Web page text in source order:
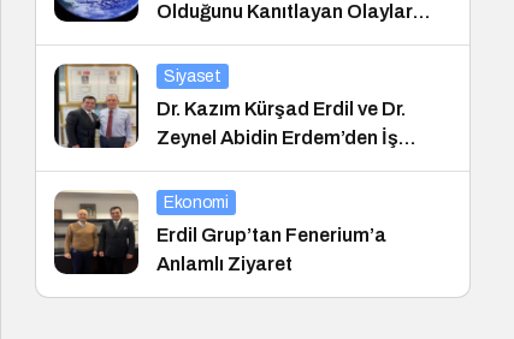
Olduğunu Kanıtlayan Olaylar
Nedir?
Siyaset
Dr. Kazım Kürşad Erdil ve Dr.
Zeynel Abidin Erdem’den İş
Dünyası Buluşması
Ekonomi
Erdil Grup’tan Fenerium’a
Anlamlı Ziyaret